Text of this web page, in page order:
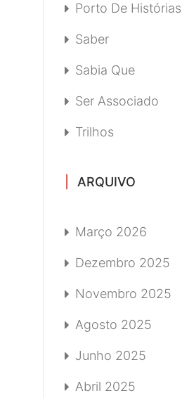
Porto De Histórias
Saber
Sabia Que
Ser Associado
Trilhos
ARQUIVO
Março 2026
Dezembro 2025
Novembro 2025
Agosto 2025
Junho 2025
Abril 2025